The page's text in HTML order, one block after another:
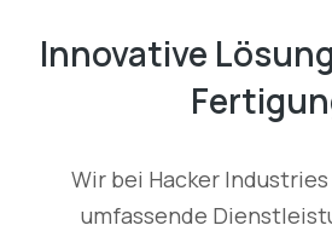
Innovative
Wir bei Hacker
umfassende